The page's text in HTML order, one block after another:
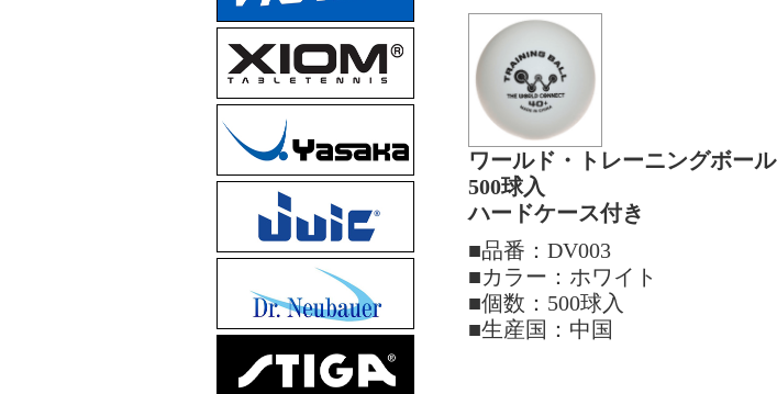
ワールド・トレーニングボール
500球入
ハードケース付き
■品番：DV003
■カラー：ホワイト
■個数：500球入
■生産国：中国